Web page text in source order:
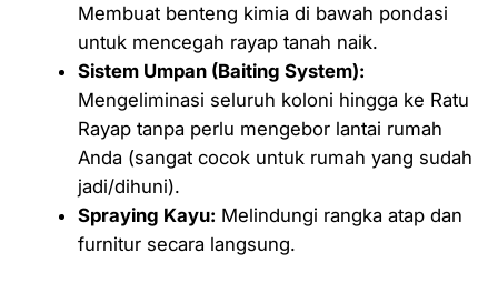
Membuat benteng kimia di bawah pondasi
untuk mencegah rayap tanah naik.
Sistem Umpan (Baiting System):
Mengeliminasi seluruh koloni hingga ke Ratu
Rayap tanpa perlu mengebor lantai rumah
Anda (sangat cocok untuk rumah yang sudah
jadi/dihuni).
Spraying Kayu: Melindungi rangka atap dan
furnitur secara langsung.